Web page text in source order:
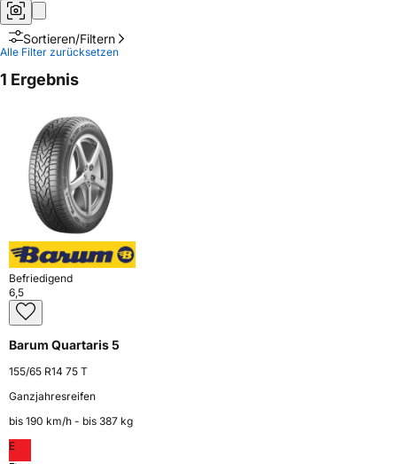
Sortieren/Filtern
Alle Filter zurücksetzen
1 Ergebnis
Befriedigend
6,5
Barum Quartaris 5
155/65 R14 75 T
Ganzjahresreifen
bis 190 km⁠/⁠h - bis 387 kg
E